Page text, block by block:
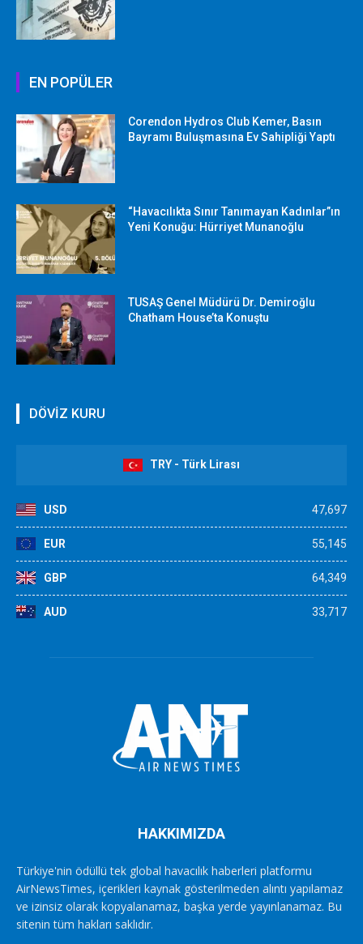
EN POPÜLER
Corendon Hydros Club Kemer, Basın
Bayramı Buluşmasına Ev Sahipliği Yaptı
“Havacılıkta Sınır Tanımayan Kadınlar”ın
Yeni Konuğu: Hürriyet Munanoğlu
TUSAŞ Genel Müdürü Dr. Demiroğlu
Chatham House’ta Konuştu
DÖVİZ KURU
TRY - Türk Lirası
USD 47,697
EUR 55,145
GBP 64,349
AUD 33,717
HAKKIMIZDA
Türkiye'nin ödüllü tek global havacılık haberleri platformu
AirNewsTimes, içerikleri kaynak gösterilmeden alıntı yapılamaz
ve izinsiz olarak kopyalanamaz, başka yerde yayınlanamaz. Bu
sitenin tüm hakları saklıdır.